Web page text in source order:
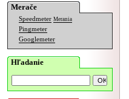
Merače
Speedmeter Merania
Pingmeter
Googlemeter
Hľadanie